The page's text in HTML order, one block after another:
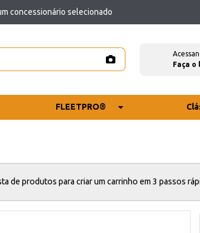
concessionário selecionado
Faça o
FLEETPRO®
de produtos para criar um carrinho em 3 passos